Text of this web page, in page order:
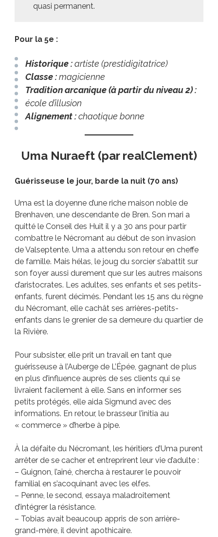
quasi permanent.
Pour la 5e :
Historique :artiste (prestidigitatrice)
Classe :magicienne
Tradition arcanique (à partir du niveau 2) :
école d’illusion
Alignement :chaotique bonne
Uma Nuraeft (par realClement)
Guérisseuse le jour, barde la nuit (70 ans)
Uma est la doyenne d’une riche maison noble de
Brenhaven, une descendante de Bren. Son mari a
quitté le Conseil des Huit il y a 30 ans pour partir
combattre le Nécromant au début de son invasion
de Valseptente. Uma a attendu son retour en cheffe
de famille. Mais hélas, le joug du sorcier s’abattit sur
son foyer aussi durement que sur les autres maisons
d’aristocrates. Les adultes, ses enfants et ses petits-
enfants, furent décimés. Pendant les 15 ans du règne
du Nécromant, elle cachât ses arrières-petits-
enfants dans le grenier de sa demeure du quartier de
la Rivière.
Pour subsister, elle prit un travail en tant que
guérisseuse à l’Auberge de L’Épée, gagnant de plus
en plus d’influence auprès de ses clients qui se
livraient facilement à elle. Sans en informer ses
petits protégés, elle aida Sigmund avec des
informations. En retour, le brasseur l’initia au
« commerce » d’herbe à pipe.
À la défaite du Nécromant, les héritiers d’Uma purent
arrêter de se cacher et entreprirent leur vie d’adulte :
– Guignon, l’aîné, chercha à restaurer le pouvoir
familial en s’acoquinant avec les elfes.
– Penne, le second, essaya maladroitement
d’intégrer la résistance.
– Tobias avait beaucoup appris de son arrière-
grand-mère, il devint apothicaire.